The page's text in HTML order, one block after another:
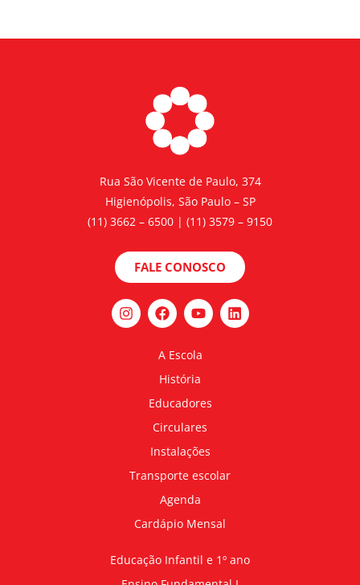
Rua São Vicente de Paulo, 374
Higienópolis, São Paulo – SP
(11) 3662 – 6500 | (11) 3579 – 9150
FALE CONOSCO
A Escola
História
Educadores
Circulares
Instalações
Transporte escolar
Agenda
Cardápio Mensal
Educação Infantil e 1º ano